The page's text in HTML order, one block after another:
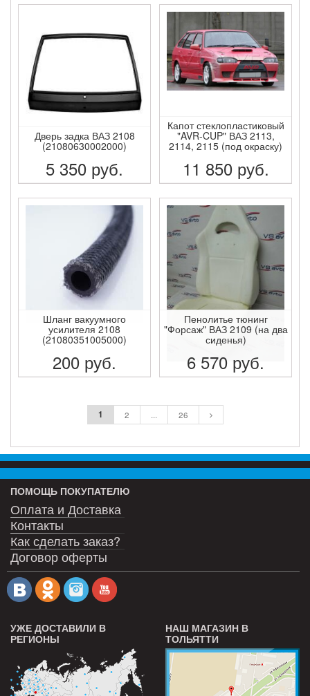
ПОДРОБНЕЕ ПОДРОБНЕЕ
Дверь задка ВАЗ 2108
(21080630002000)
5 350 руб.
ПОДРОБНЕЕ
Капот стеклопластиковый
"AVR-CUP" ВАЗ 2113,
2114, 2115 (под окраску)
11 850 руб.
ПОДРОБНЕЕ
Шланг вакуумного
усилителя 2108
(21080351005000)
200 руб.
Пенолитье тюнинг
"Форсаж" ВАЗ 2109 (на два
сиденья)
6 570 руб.
1 2 ... 26
ПОМОЩЬ ПОКУПАТЕЛЮ
Оплата и Доставка
Контакты
Как сделать заказ?
Договор оферты
УЖЕ ДОСТАВИЛИ В
РЕГИОНЫ
НАШ МАГАЗИН В
ТОЛЬЯТТИ